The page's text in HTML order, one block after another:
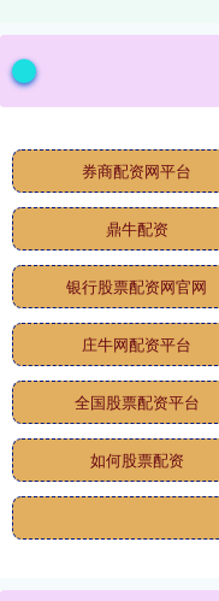
券商配资网平台
鼎牛配资
银行股票配资网官网
庄牛网配资平台
全国股票配资平台
如何股票配资